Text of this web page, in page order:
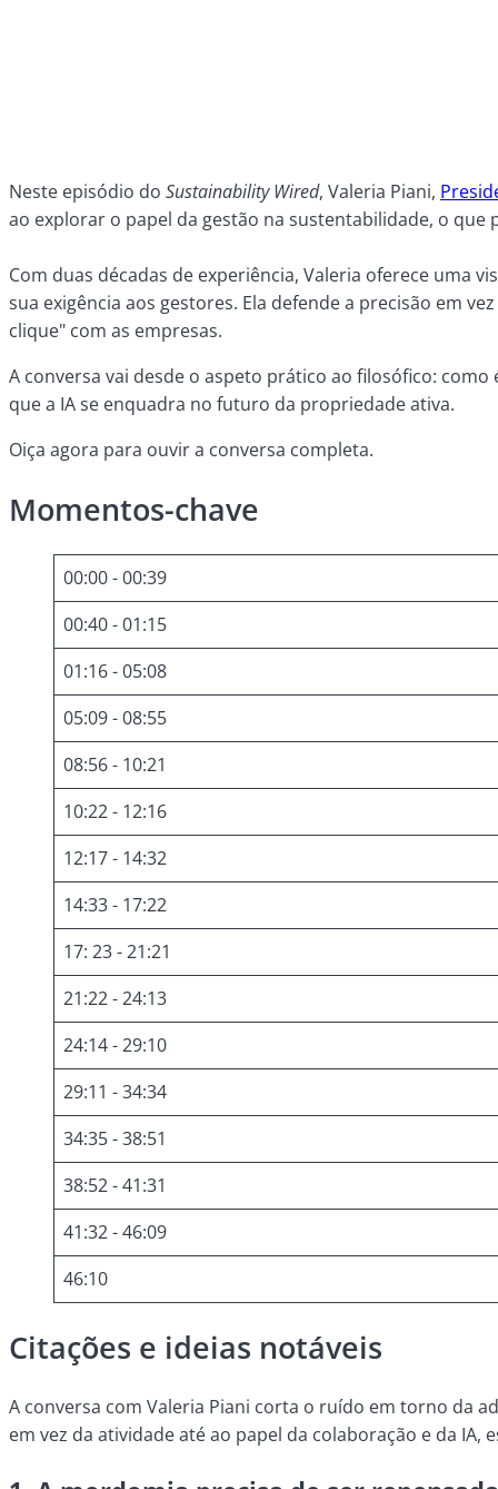
Neste episódio do Sustainability Wired, Valeria Piani,
ao explorar o papel da gestão na sustentabilidade, o
Com duas décadas de experiência, Valeria oferece uma
sua exigência aos gestores. Ela defende a precisão em
clique" com as empresas.
A conversa vai desde o aspeto prático ao filosófico:
que a IA se enquadra no futuro da propriedade ativa.
Oiça agora para ouvir a conversa completa.
Momentos-chave
00:00 - 00:39
00:40 - 01:15
01:16 - 05:08
05:09 - 08:55
08:56 - 10:21
10:22 - 12:16
12:17 - 14:32
14:33 - 17:22
17: 23 - 21:21
21:22 - 24:13
24:14 - 29:10
29:11 - 34:34
34:35 - 38:51
38:52 - 41:31
41:32 - 46:09
46:10
Citações e ideias notáveis
A conversa com Valeria Piani corta o ruído em torno da
em vez da atividade até ao papel da colaboração e da